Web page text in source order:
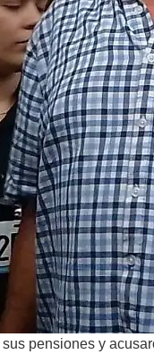
pensiones y